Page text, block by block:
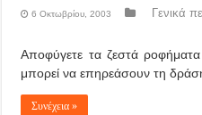
6 Οκτωβρίου, 2003 Γενικά
Αποφύγετε τα ζεστά
μπορεί να επηρεάσουν τη
Συνέχεια »